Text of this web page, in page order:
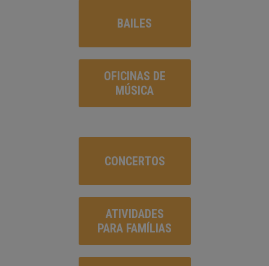
BAILES
OFICINAS DE
MÚSICA
CONCERTOS
ATIVIDADES
PARA FAMÍLIAS